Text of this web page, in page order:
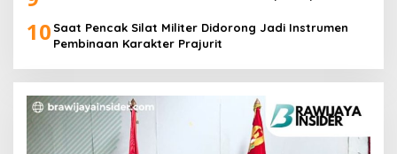
10 Saat Pencak Silat Militer Didorong Jadi Instrumen
Pembinaan Karakter Prajurit